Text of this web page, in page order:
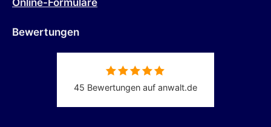
Bewertungen
45 Bewertungen auf anwalt.de